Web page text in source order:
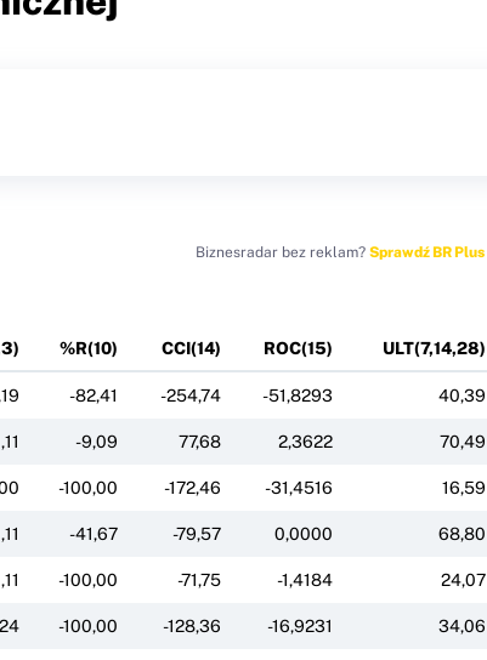
Biznesradar bez reklam? Sprawdź BR Plus
%R(10) CCI(14) ROC(15) ULT(7,14,28)
-82,41 -254,74 -51,8293 40,39
-9,09 77,68 2,3622 70,49
-100,00 -172,46 -31,4516 16,59
-41,67 -79,57 0,0000 68,80
-100,00 -71,75 -1,4184 24,07
-100,00 -128,36 -16,9231 34,06